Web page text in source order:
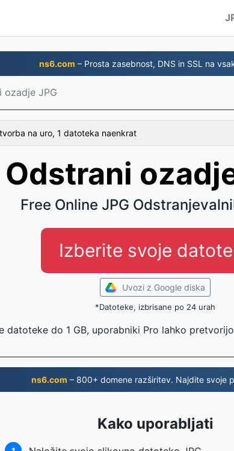
ns6.com – Prosta zasebnost, DNS in SSL na
ozadje JPG
na uro, 1 datoteka naenkrat
Odstrani
Free Online JPG
Izberite svoje
Uvozi z Google diska
*Datoteke, izbrisane po 24 urah
datoteke do 1 GB, uporabniki Pro lahko
ns6.com – 800+ domene razširitev. Najdite svoje
Kako uporabljati